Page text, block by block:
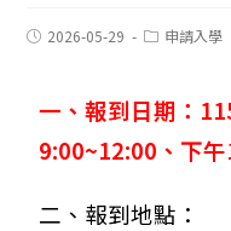
2026-05-29 申請入學
一、報到日期：
9:00~12:00、下
二、報到地點：